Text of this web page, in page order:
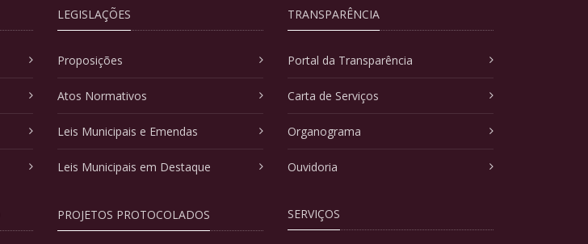
LEGISLAÇÕES
Proposições
Atos Normativos
Leis Municipais e Emendas
Leis Municipais em Destaque
PROJETOS PROTOCOLADOS
TRANSPARÊNCIA
Portal da Transparência
Carta de Serviços
Organograma
Ouvidoria
SERVIÇOS